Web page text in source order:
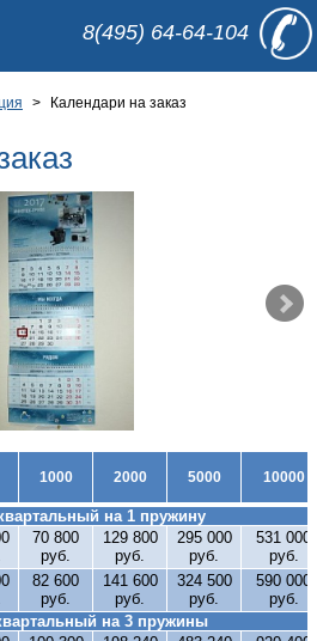
8(495) 64-64-104
> Календари на заказ
1000 2000 5000 10000
на 1 пружину
70 800
руб.
129 800
руб.
295 000
руб.
531 000
руб.
82 600
руб.
141 600
руб.
324 500
руб.
590 000
руб.
на 3 пружины